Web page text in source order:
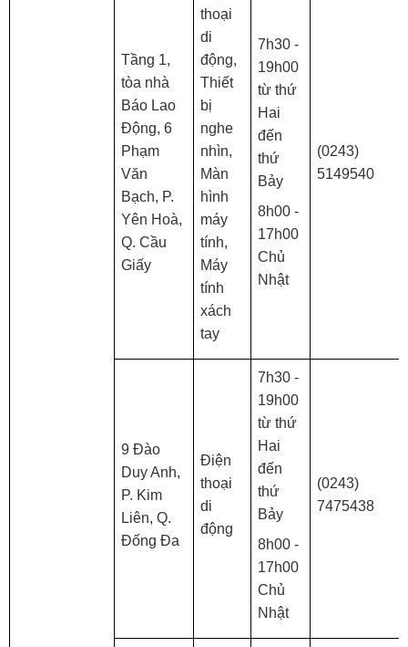
Tầng 1,
tòa nhà
Báo Lao
Động, 6
Phạm
Văn
Bạch, P.
Yên Hoà,
Q. Cầu
Giấy
thoại
di
động,
Thiết
bị
nghe
nhìn,
Màn
hình
máy
tính,
Máy
tính
xách
tay
7h30 -
19h00
từ thứ
Hai
đến
thứ
Bảy
8h00 -
17h00
Chủ
Nhật
(0243)
5149540
9 Đào
Duy Anh,
P. Kim
Liên, Q.
Đống Đa
Điện
thoại
di
động
7h30 -
19h00
từ thứ
Hai
đến
thứ
Bảy
8h00 -
17h00
Chủ
Nhật
(0243)
7475438